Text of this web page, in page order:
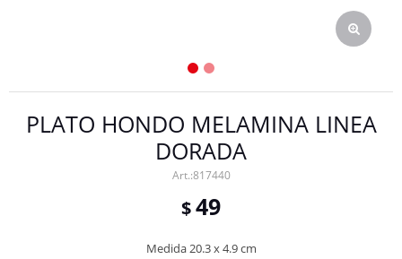
PLATO HONDO MELAMINA LINEA
DORADA
817440
$49
Medida 20.3 x 4.9 cm